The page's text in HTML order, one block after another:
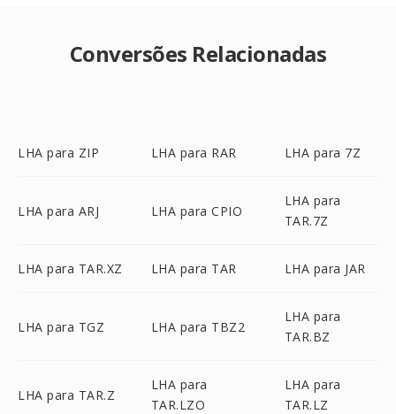
Conversões Relacionadas
LHA para ZIP LHA para RAR LHA para 7Z
LHA para ARJ LHA para CPIO
LHA para
TAR.7Z
LHA para TAR.XZ LHA para TAR LHA para JAR
LHA para TGZ LHA para TBZ2
LHA para
TAR.BZ
LHA para TAR.Z
LHA para
TAR.LZO
LHA para
TAR.LZ